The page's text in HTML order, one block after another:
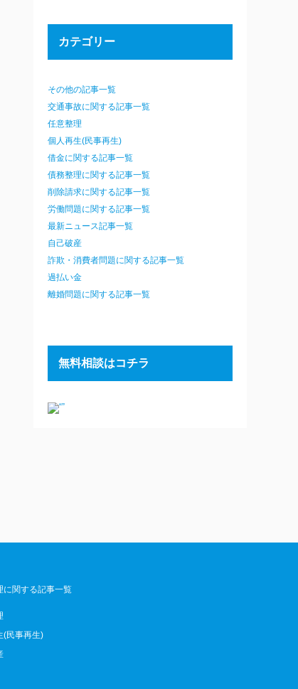
カテゴリー
その他の記事一覧
交通事故に関する記事一覧
任意整理
個人再生(民事再生)
借金に関する記事一覧
債務整理に関する記事一覧
削除請求に関する記事一覧
労働問題に関する記事一覧
最新ニュース記事一覧
自己破産
詐欺・消費者問題に関する記事一覧
過払い金
離婚問題に関する記事一覧
無料相談はコチラ
に関する記事一覧
(民事再生)